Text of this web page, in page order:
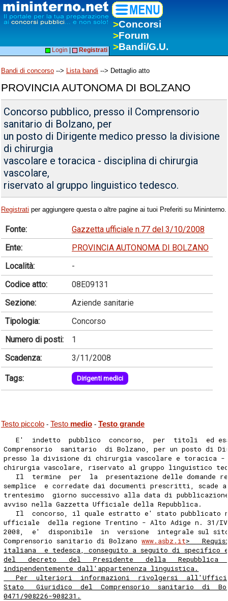
>Concorsi
>Forum
>Bandi/G.U.
Login Registrati
Bandi di concorso --> Lista bandi --> Dettaglio atto
PROVINCIA AUTONOMA DI BOLZANO
Concorso pubblico, presso il Comprensorio
sanitario di Bolzano, per
un posto di Dirigente medico presso la divisione
di chirurgia
vascolare e toracica - disciplina di chirurgia
vascolare,
riservato al gruppo linguistico tedesco.
Registrati per aggiungere questa o altre pagine ai tuoi Preferiti su Mininterno.
Fonte:
Gazzetta ufficiale n.77 del 3/10/2008
Ente:
PROVINCIA AUTONOMA DI BOLZANO
Località:
-
Codice atto:
08E09131
Sezione:
Aziende sanitarie
Tipologia:
Concorso
Numero di posti:
1
Scadenza:
3/11/2008
Tags: Dirigenti medici
Testo piccolo - Testo medio - Testo grande
E'  indetto  pubblico  concorso,  per  titoli  ed
Comprensorio  sanitario  di Bolzano, per un posto di
presso la divisione di chirurgia vascolare e toracica
chirurgia vascolare, riservato al gruppo linguistico
Il  termine  per  la  presentazione delle domande
semplice  e corredate dai documenti prescritti, scade
trentesimo  giorno successivo alla data di
avviso nella Gazzetta Ufficiale della Repubblica.
Il  concorso, il quale estratto e' stato pubblicato
ufficiale  della regione Trentino - Alto Adige n. 31/IV
2008,  e'  disponibile  in  versione  integrale sul
Comprensorio sanitario di Bolzano www.asbz.it>
italiana  e tedesca, conseguito a seguito di specifico
del   decreto   del   Presidente   della   Repubblica
indipendentemente dall'appartenenza linguistica.
Per  ulteriori  informazioni  rivolgersi
Stato   Giuridico  del  Comprensorio  sanitario  di
0471/908226-908231.